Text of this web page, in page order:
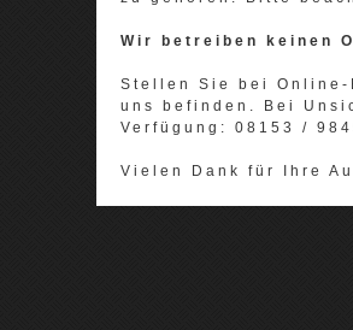
Wir betreiben keinen
Stellen Sie bei
uns befinden. Bei
Verfügung: 08153 /
Vielen Dank für Ihre